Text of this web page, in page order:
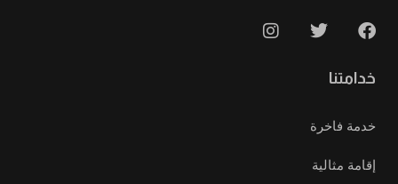
خدامتنا
خدمة فاخرة
إقامة مثالية